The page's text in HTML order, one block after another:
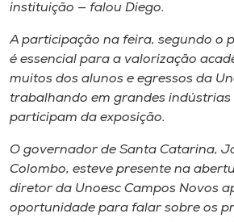
instituição — falou Diego.
A participação na feira, segundo o
é essencial para a valorização
muitos dos alunos e egressos da
trabalhando em grandes indústrias
participam da exposição.
O governador de Santa Catarina,
Colombo, esteve presente na
diretor da Unoesc Campos Novos
oportunidade para falar sobre os